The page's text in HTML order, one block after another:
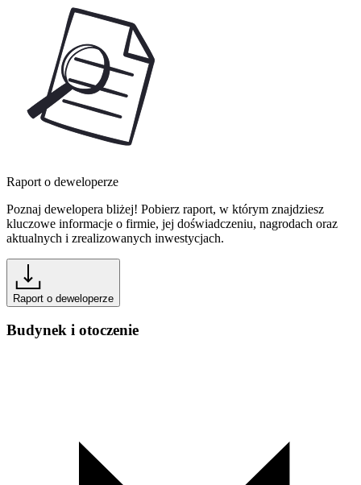
Raport o deweloperze
Poznaj dewelopera bliżej! Pobierz raport, w którym znajdziesz
kluczowe informacje o firmie, jej doświadczeniu, nagrodach oraz
aktualnych i zrealizowanych inwestycjach.
Raport o deweloperze
Budynek i otoczenie